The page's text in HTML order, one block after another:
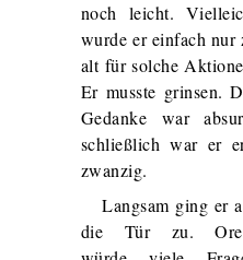
noch leicht.
wurde er einfach nur
alt für solche
Er musste grinsen.
Gedanke war
schließlich war er
zwanzig.
Langsam ging er
die Tür zu.